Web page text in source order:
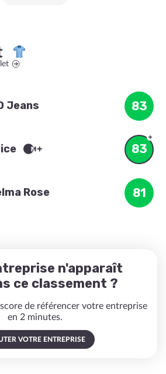
Jeans 83
83
Rose 81
n'apparaît
ce classement ?
de référencer votre entreprise
en 2 minutes.
VOTRE ENTREPRISE